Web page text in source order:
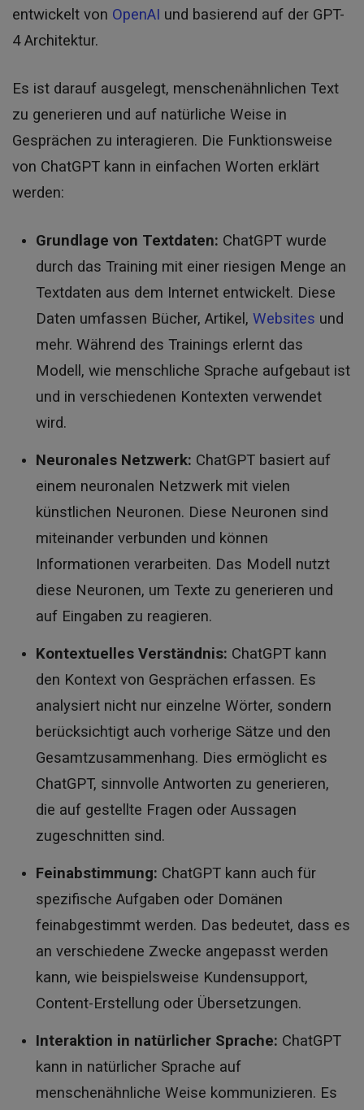
entwickelt von OpenAI und basierend auf der GPT-
4 Architektur.
Es ist darauf ausgelegt, menschenähnlichen Text
zu generieren und auf natürliche Weise in
Gesprächen zu interagieren. Die Funktionsweise
von ChatGPT kann in einfachen Worten erklärt
werden:
Grundlage von Textdaten: ChatGPT wurde
durch das Training mit einer riesigen Menge an
Textdaten aus dem Internet entwickelt. Diese
Daten umfassen Bücher, Artikel, Websites und
mehr. Während des Trainings erlernt das
Modell, wie menschliche Sprache aufgebaut ist
und in verschiedenen Kontexten verwendet
wird.
Neuronales Netzwerk: ChatGPT basiert auf
einem neuronalen Netzwerk mit vielen
künstlichen Neuronen. Diese Neuronen sind
miteinander verbunden und können
Informationen verarbeiten. Das Modell nutzt
diese Neuronen, um Texte zu generieren und
auf Eingaben zu reagieren.
Kontextuelles Verständnis: ChatGPT kann
den Kontext von Gesprächen erfassen. Es
analysiert nicht nur einzelne Wörter, sondern
berücksichtigt auch vorherige Sätze und den
Gesamtzusammenhang. Dies ermöglicht es
ChatGPT, sinnvolle Antworten zu generieren,
die auf gestellte Fragen oder Aussagen
zugeschnitten sind.
Feinabstimmung: ChatGPT kann auch für
spezifische Aufgaben oder Domänen
feinabgestimmt werden. Das bedeutet, dass es
an verschiedene Zwecke angepasst werden
kann, wie beispielsweise Kundensupport,
Content-Erstellung oder Übersetzungen.
Interaktion in natürlicher Sprache: ChatGPT
kann in natürlicher Sprache auf
menschenähnliche Weise kommunizieren. Es